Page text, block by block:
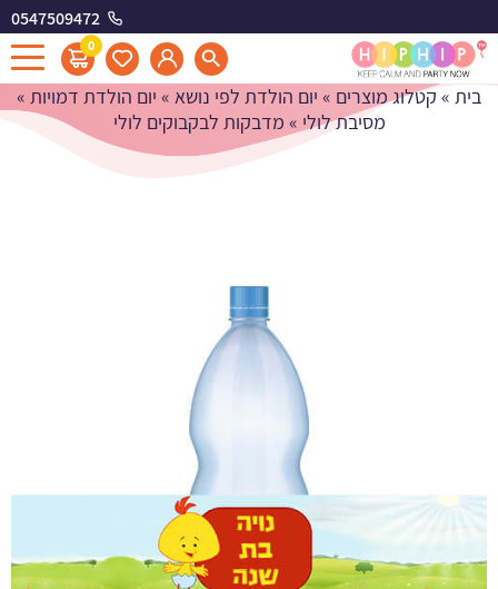
0547509472
0
מדבקות לבקבוקים לולי
בית » קטלוג מוצרים » יום הולדת לפי נושא » יום הולדת דמויות »
מסיבת לולי » מדבקות לבקבוקים לולי